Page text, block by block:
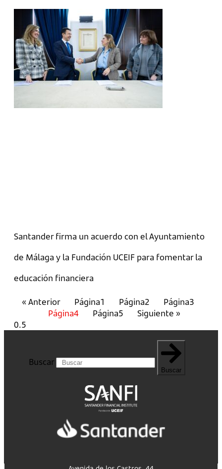
Santander firma un acuerdo con el Ayuntamiento
de Málaga y la Fundación UCEIF para fomentar la
educación financiera
« Anterior Página1 Página2 Página3
Página4 Página5 Siguiente »
Buscar
Buscar